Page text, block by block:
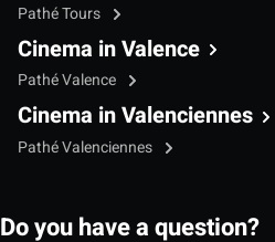
Pathé Tours
Cinema in Valence
Pathé Valence
Cinema in Valenciennes
Pathé Valenciennes
Do you have a question?